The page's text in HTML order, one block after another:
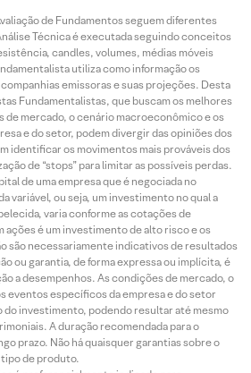
de Fundamentos seguem diferentes
Técnica é executada seguindo conceitos
candles, volumes, médias móveis
utiliza como informação os
emissoras e suas projeções. Desta
Fundamentalistas, que buscam os melhores
de mercado, o cenário macroeconômico e os
e do setor, podem divergir das opiniões dos
identificar os movimentos mais prováveis dos
de “stops” para limitar as possíveis perdas.
de uma empresa que é negociada no
variável, ou seja, um investimento no qual a
varia conforme as cotações de
ações é um investimento de alto risco e os
são necessariamente indicativos de resultados
ou garantia, de forma expressa ou implícita, é
a desempenhos. As condições de mercado, o
eventos específicos da empresa e do setor
do investimento, podendo resultar até mesmo
A duração recomendada para o
prazo. Não há quaisquer garantias sobre o
de produto.